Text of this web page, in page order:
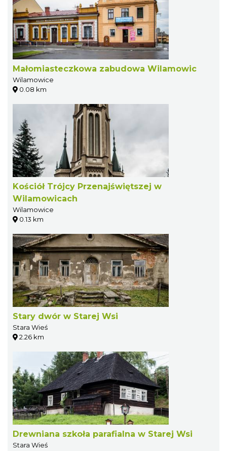
Małomiasteczkowa zabudowa Wilamowic
Wilamowice
0.08 km
Kościół Trójcy Przenajświętszej w
Wilamowicach
Wilamowice
0.13 km
Stary dwór w Starej Wsi
Stara Wieś
2.26 km
Drewniana szkoła parafialna w Starej Wsi
Stara Wieś